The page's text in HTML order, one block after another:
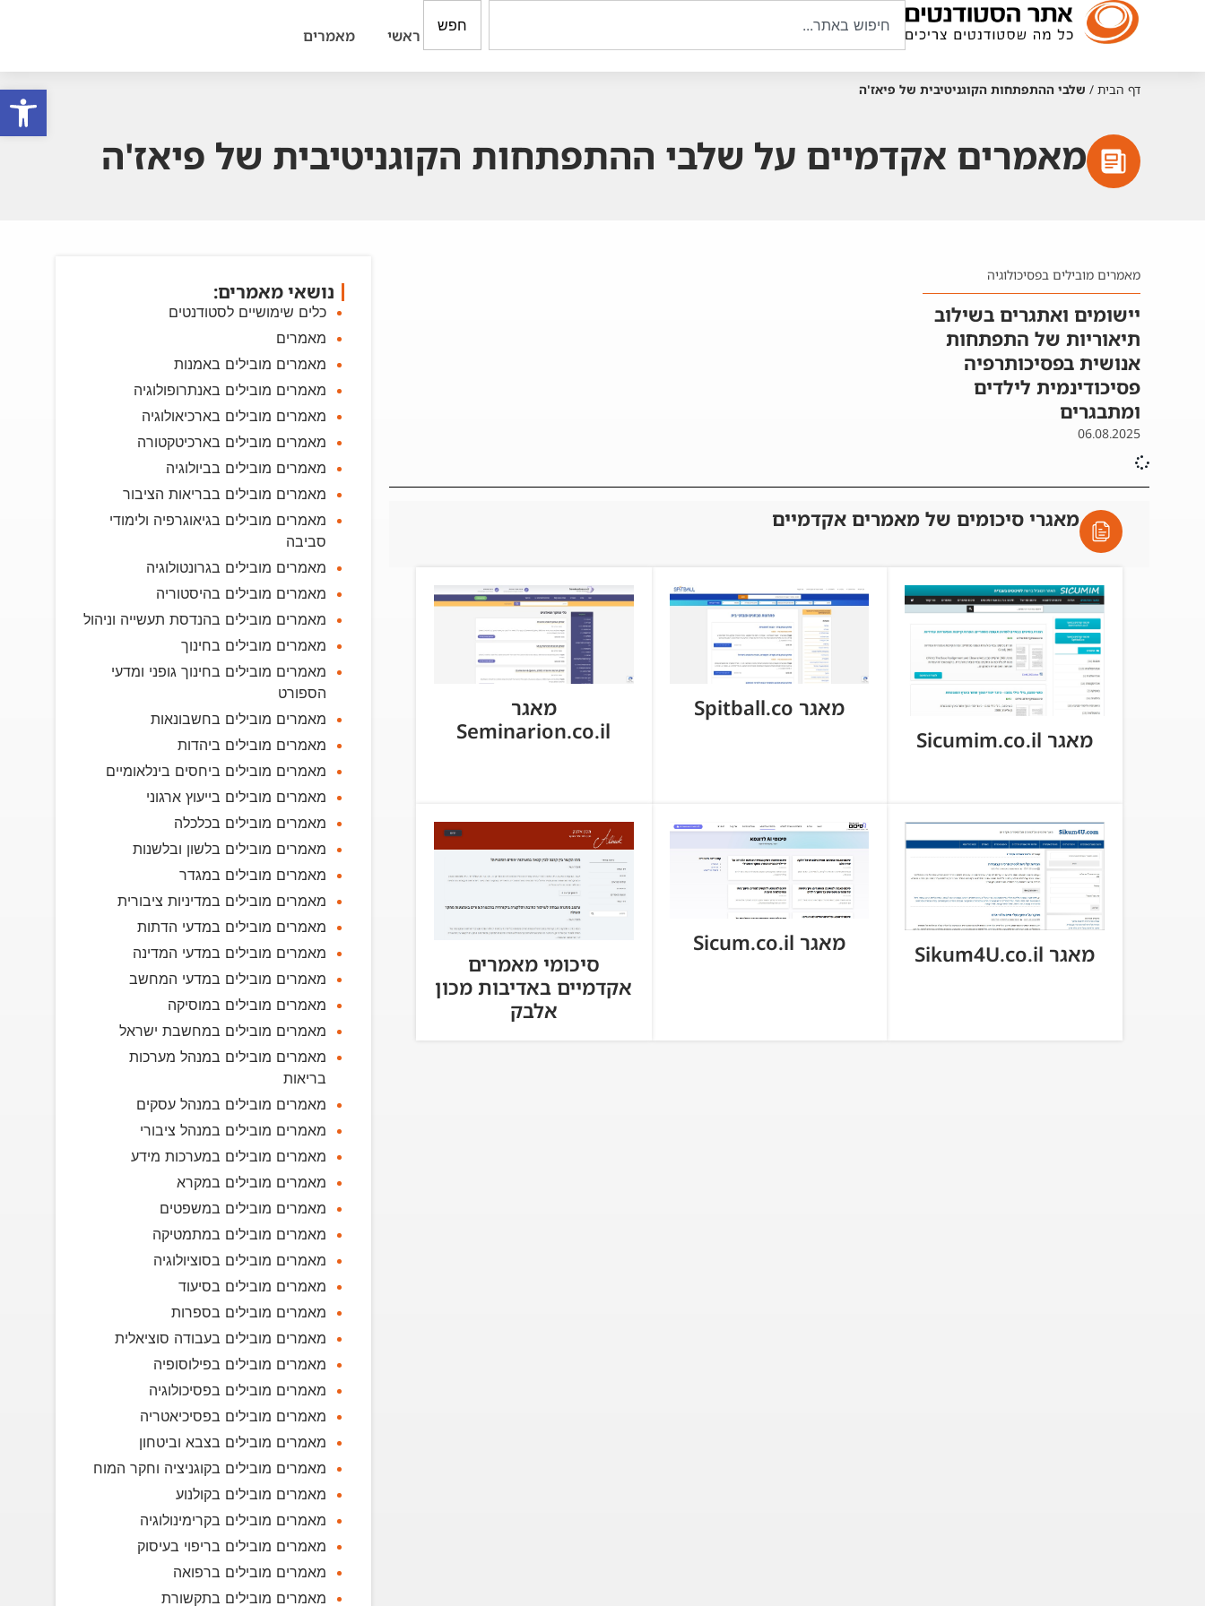
פתח
חפש
ראשי מאמרים
דף הבית / שלבי ההתפתחות הקוגניטיבית של פיאז'ה
מאמרים אקדמיים על שלבי ההתפתחות הקוגניטיבית של פיאז'ה
מאמרים מובילים בפסיכולוגיה
יישומים ואתגרים בשילוב
תיאוריות של התפתחות
אנושית בפסיכותרפיה
פסיכודינמית לילדים
ומתבגרים
06.08.2025
מאגרי סיכומים של מאמרים אקדמיים
מאגר Sicumim.co.il
מאגר Spitball.co
מאגר
Seminarion.co.il
מאגר Sikum4U.co.il
מאגר Sicum.co.il
סיכומי מאמרים
אקדמיים באדיבות מכון
אלבק
נושאי מאמרים:
כלים שימושיים לסטודנטים
מאמרים
מאמרים מובילים באמנות
מאמרים מובילים באנתרופולוגיה
מאמרים מובילים בארכיאולוגיה
מאמרים מובילים בארכיטקטורה
מאמרים מובילים בביולוגיה
מאמרים מובילים בבריאות הציבור
מאמרים מובילים בגיאוגרפיה ולימודי
סביבה
מאמרים מובילים בגרונטולוגיה
מאמרים מובילים בהיסטוריה
מאמרים מובילים בהנדסת תעשייה וניהול
מאמרים מובילים בחינוך
מאמרים מובילים בחינוך גופני ומדעי
הספורט
מאמרים מובילים בחשבונאות
מאמרים מובילים ביהדות
מאמרים מובילים ביחסים בינלאומיים
מאמרים מובילים בייעוץ ארגוני
מאמרים מובילים בכלכלה
מאמרים מובילים בלשון ובלשנות
מאמרים מובילים במגדר
מאמרים מובילים במדיניות ציבורית
מאמרים מובילים במדעי הדתות
מאמרים מובילים במדעי המדינה
מאמרים מובילים במדעי המחשב
מאמרים מובילים במוסיקה
מאמרים מובילים במחשבת ישראל
מאמרים מובילים במנהל מערכות
בריאות
מאמרים מובילים במנהל עסקים
מאמרים מובילים במנהל ציבורי
מאמרים מובילים במערכות מידע
מאמרים מובילים במקרא
מאמרים מובילים במשפטים
מאמרים מובילים במתמטיקה
מאמרים מובילים בסוציולוגיה
מאמרים מובילים בסיעוד
מאמרים מובילים בספרות
מאמרים מובילים בעבודה סוציאלית
מאמרים מובילים בפילוסופיה
מאמרים מובילים בפסיכולוגיה
מאמרים מובילים בפסיכיאטריה
מאמרים מובילים בצבא וביטחון
מאמרים מובילים בקוגניציה וחקר המוח
מאמרים מובילים בקולנוע
מאמרים מובילים בקרימינולוגיה
מאמרים מובילים בריפוי בעיסוק
מאמרים מובילים ברפואה
מאמרים מובילים בתקשורת